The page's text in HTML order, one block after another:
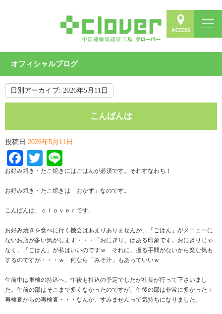
オフィシャルブログ
日別アーカイブ: 2026年5月11日
こんばんは
投稿日 2026年5月11日
Facebook
Twitter
お好み焼き・たこ焼きにはごはんが必須です。それすなわち！
お好み焼き・たこ焼きは「おかず」なのです。
こんばんは、ｃｌｏｖｅｒです。
お好み焼きを食べに行く機会はあまりありませんが、「ごはん」がメニューに
ないお店が多い気がします・・・「おにぎり」はある印象です。おにぎりじゃ
なく、「ごはん」が私はいいのですｗ それに、握る手間がないから楽な気も
するのですが・・・ｗ 何なら「みそ汁」もあっていいｗ
午前中は車検の持込へ。午後も持込の予定でしたが社長が行って下さいまし
た。午前の部はそこまで多くなかったのですが、午後の部は非常に多かった＋
再検査からの再検査・・・なんか、すみませんって気持ちになりました。